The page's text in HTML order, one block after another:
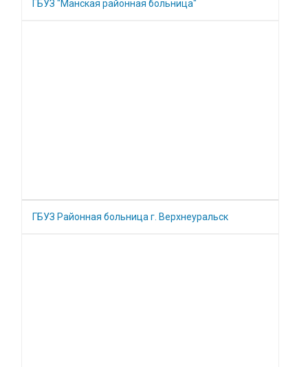
ГБУЗ "Манская районная больница"
ГБУЗ Районная больница г. Верхнеуральск